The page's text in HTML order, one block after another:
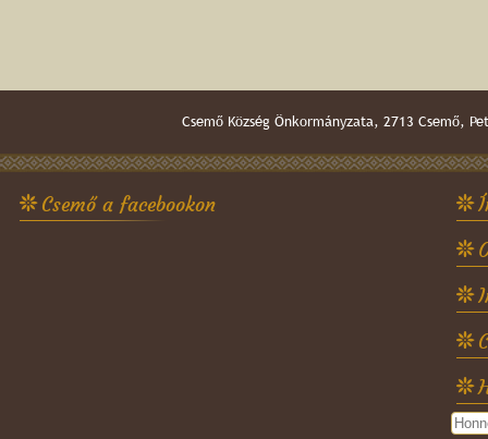
Csemő Község Önkormányzata, 2713
Csemő a facebookon